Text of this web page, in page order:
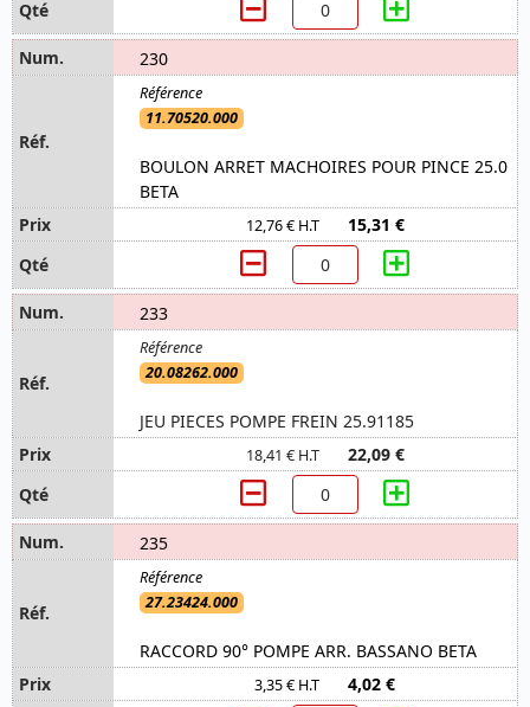
230
11.70520.000
BOULON ARRET MACHOIRES POUR PINCE 25.0
BETA
12,76 € H.T 15,31 €
233
20.08262.000
JEU PIECES POMPE FREIN 25.91185
18,41 € H.T 22,09 €
235
27.23424.000
RACCORD 90° POMPE ARR. BASSANO BETA
3,35 € H.T 4,02 €